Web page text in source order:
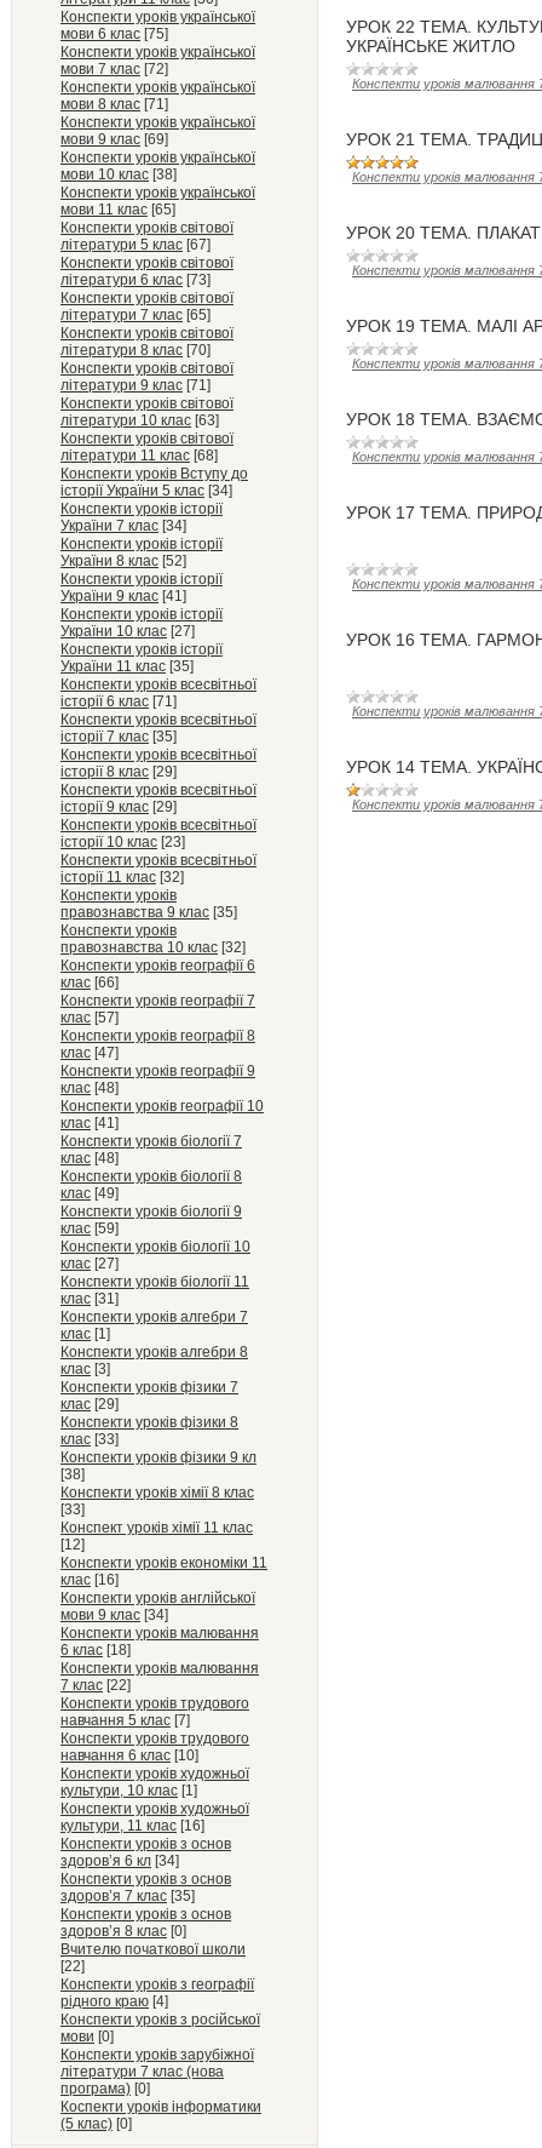
Конспекти уроків української
мови 6 клас [75]
Конспекти уроків української
мови 7 клас [72]
Конспекти уроків української
мови 8 клас [71]
Конспекти уроків української
мови 9 клас [69]
Конспекти уроків української
мови 10 клас [38]
Конспекти уроків української
мови 11 клас [65]
Конспекти уроків світової
літератури 5 клас [67]
Конспекти уроків світової
літератури 6 клас [73]
Конспекти уроків світової
літератури 7 клас [65]
Конспекти уроків світової
літератури 8 клас [70]
Конспекти уроків світової
літератури 9 клас [71]
Конспекти уроків світової
літератури 10 клас [63]
Конспекти уроків світової
літератури 11 клас [68]
Конспекти уроків Вступу до
історії України 5 клас [34]
Конспекти уроків історії
України 7 клас [34]
Конспекти уроків історії
України 8 клас [52]
Конспекти уроків історії
України 9 клас [41]
Конспекти уроків історії
України 10 клас [27]
Конспекти уроків історії
України 11 клас [35]
Конспекти уроків всесвітньої
історії 6 клас [71]
Конспекти уроків всесвітньої
історії 7 клас [35]
Конспекти уроків всесвітньої
історії 8 клас [29]
Конспекти уроків всесвітньої
історії 9 клас [29]
Конспекти уроків всесвітньої
історії 10 клас [23]
Конспекти уроків всесвітньої
історії 11 клас [32]
Конспекти уроків
правознавства 9 клас [35]
Конспекти уроків
правознавства 10 клас [32]
Конспекти уроків географії 6
клас [66]
Конспекти уроків географії 7
клас [57]
Конспекти уроків географії 8
клас [47]
Конспекти уроків географії 9
клас [48]
Конспекти уроків географії 10
клас [41]
Конспекти уроків біології 7
клас [48]
Конспекти уроків біології 8
клас [49]
Конспекти уроків біології 9
клас [59]
Конспекти уроків біології 10
клас [27]
Конспекти уроків біології 11
клас [31]
Конспекти уроків алгебри 7
клас [1]
Конспекти уроків алгебри 8
клас [3]
Конспекти уроків фізики 7
клас [29]
Конспекти уроків фізики 8
клас [33]
Конспекти уроків фізики 9 кл
[38]
Конспекти уроків хімії 8 клас
[33]
Конспект уроків хімії 11 клас
[12]
Конспекти уроків економіки 11
клас [16]
Конспекти уроків англійської
мови 9 клас [34]
Конспекти уроків малювання
6 клас [18]
Конспекти уроків малювання
7 клас [22]
Конспекти уроків трудового
навчання 5 клас [7]
Конспекти уроків трудового
навчання 6 клас [10]
Конспекти уроків художньої
культури, 10 клас [1]
Конспекти уроків художньої
культури, 11 клас [16]
Конспекти уроків з основ
здоров’я 6 кл [34]
Конспекти уроків з основ
здоров’я 7 клас [35]
Конспекти уроків з основ
здоров’я 8 клас [0]
Вчителю початкової школи
[22]
Конспекти уроків з географії
рідного краю [4]
Конспекти уроків з російської
мови [0]
Конспекти уроків зарубіжної
літератури 7 клас (нова
програма) [0]
Коспекти уроків інформатики
(5 клас) [0]
УРОК 22 ТЕМА.
УКРАЇНСЬКЕ ЖИТЛО
Конспекти уроків малювання
УРОК 21 ТЕМА.
Конспекти уроків малювання
УРОК 20 ТЕМА.
Конспекти уроків малювання
УРОК 19 ТЕМА. МАЛІ
Конспекти уроків малювання
УРОК 18 ТЕМА.
Конспекти уроків малювання
УРОК 17 ТЕМА.
Конспекти уроків малювання
УРОК 16 ТЕМА.
Конспекти уроків малювання
УРОК 14 ТЕМА.
Конспекти уроків малювання